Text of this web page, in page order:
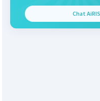
Chat AiRIS